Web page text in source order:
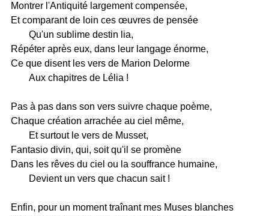
Montrer l'Antiquité largement compensée,
Et comparant de loin ces œuvres de pensée
Qu'un sublime destin lia,
Répéter après eux, dans leur langage énorme,
Ce que disent les vers de Marion Delorme
Aux chapitres de Lélia !
Pas à pas dans son vers suivre chaque poème,
Chaque création arrachée au ciel même,
Et surtout le vers de Musset,
Fantasio divin, qui, soit qu'il se promène
Dans les rêves du ciel ou la souffrance humaine,
Devient un vers que chacun sait !
Enfin, pour un moment traînant mes Muses blanches